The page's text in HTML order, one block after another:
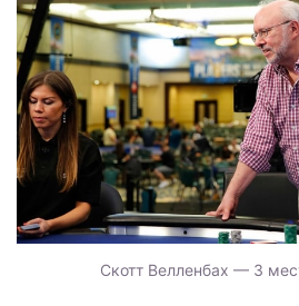
Скотт Велленбах — 3